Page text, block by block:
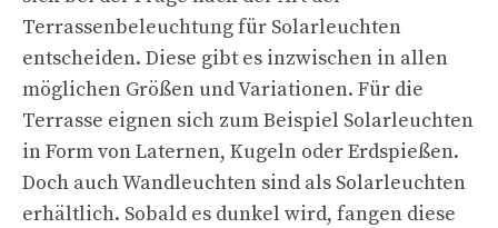
Terrassenbeleuchtung für Solarleuchten
entscheiden. Diese gibt es inzwischen in allen
möglichen Größen und Variationen. Für die
Terrasse eignen sich zum Beispiel Solarleuchten
in Form von Laternen, Kugeln oder Erdspießen.
Doch auch Wandleuchten sind als Solarleuchten
erhältlich. Sobald es dunkel wird, fangen diese